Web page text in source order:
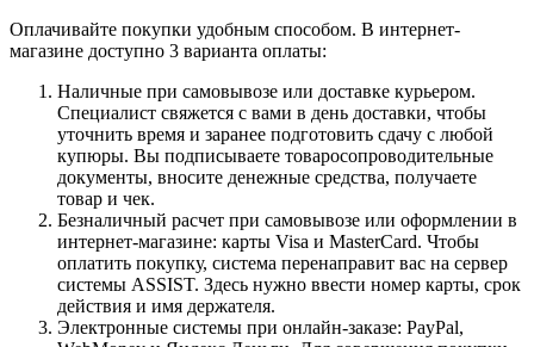
Оплачивайте покупки удобным способом. В интернет-
магазине доступно 3 варианта оплаты:
Наличные при самовывозе или доставке курьером.
Специалист свяжется с вами в день доставки, чтобы
уточнить время и заранее подготовить сдачу с любой
купюры. Вы подписываете товаросопроводительные
документы, вносите денежные средства, получаете
товар и чек.
Безналичный расчет при самовывозе или оформлении в
интернет-магазине: карты Visa и MasterCard. Чтобы
оплатить покупку, система перенаправит вас на сервер
системы ASSIST. Здесь нужно ввести номер карты, срок
действия и имя держателя.
Электронные системы при онлайн-заказе: PayPal,